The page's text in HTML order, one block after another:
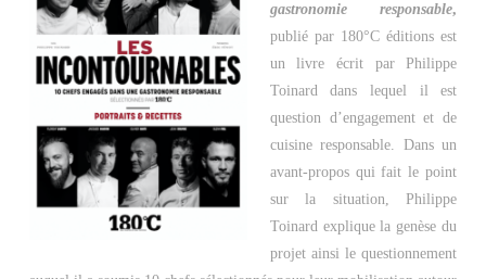
gastronomie responsable,
publié par 180°C éditions est
un livre écrit par Philippe
Toinard dans lequel il est
question d’engagement et de
cuisine responsable. Dans un
avant-propos qui fait le point
sur la situation, Philippe
Toinard explique la genèse du
projet ainsi le questionnement